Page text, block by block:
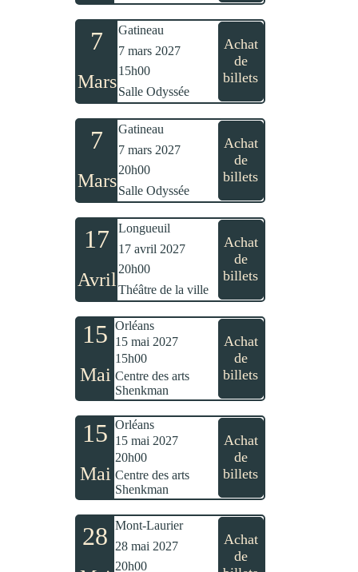
7 Gatineau
Achat
de
billets
7 mars 2027
Mars
15h00
Salle Odyssée
7 Gatineau
Achat
de
billets
7 mars 2027
Mars
20h00
Salle Odyssée
17 Longueuil
Achat
de
billets
17 avril 2027
Avril
20h00
Théâtre de la ville
15 Orléans
Achat
de
billets
15 mai 2027
Mai
15h00
Centre des arts
Shenkman
15 Orléans
Achat
de
billets
15 mai 2027
Mai
20h00
Centre des arts
Shenkman
28 Mont-Laurier
Achat
de
28 mai 2027
20h00